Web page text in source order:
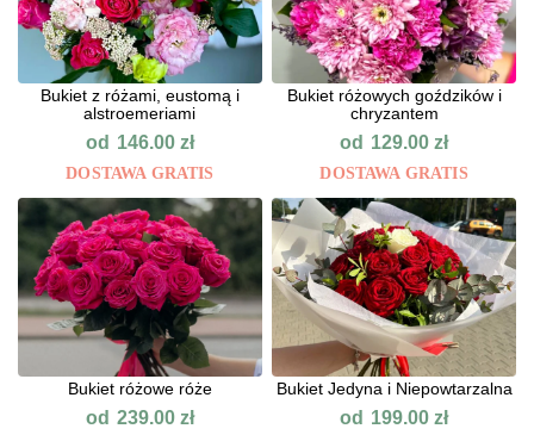
Bukiet z różami, eustomą i
alstroemeriami
od 146.00 zł
DOSTAWA GRATIS
Bukiet różowych goździków i
chryzantem
od 129.00zł
DOSTAWA GRATIS
Bukiet różowe róże
od 239.00 zł
Bukiet Jedyna i Niepowtarzalna
od 199.00zł